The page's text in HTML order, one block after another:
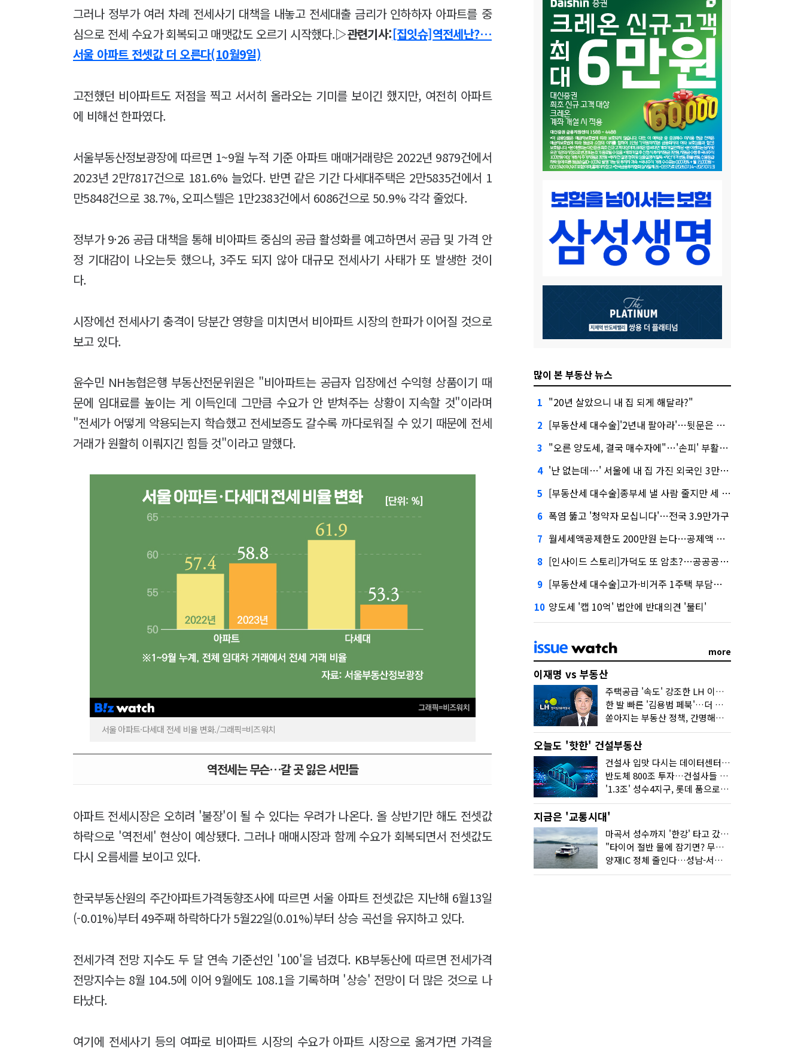
그러나 정부가 여러 차례 전세사기 대책을 내놓고 전세대출 금리가 인하하자 아파트를 중
심으로 전세 수요가 회복되고 매맷값도 오르기 시작했다.▷관련기사:[집잇슈]역전세난?…
서울 아파트 전셋값 더 오른다(10월9일)
고전했던 비아파트도 저점을 찍고 서서히 올라오는 기미를 보이긴 했지만, 여전히 아파트
에 비해선 한파였다.
서울부동산정보광장에 따르면 1~9월 누적 기준 아파트 매매거래량은 2022년 9879건에서
2023년 2만7817건으로 181.6% 늘었다. 반면 같은 기간 다세대주택은 2만5835건에서 1
만5848건으로 38.7%, 오피스텔은 1만2383건에서 6086건으로 50.9% 각각 줄었다.
정부가 9·26 공급 대책을 통해 비아파트 중심의 공급 활성화를 예고하면서 공급 및 가격 안
정 기대감이 나오는듯 했으나, 3주도 되지 않아 대규모 전세사기 사태가 또 발생한 것이
다.
시장에선 전세사기 충격이 당분간 영향을 미치면서 비아파트 시장의 한파가 이어질 것으로
보고 있다.
윤수민 NH농협은행 부동산전문위원은 "비아파트는 공급자 입장에선 수익형 상품이기 때
문에 임대료를 높이는 게 이득인데 그만큼 수요가 안 받쳐주는 상황이 지속할 것"이라며
"전세가 어떻게 악용되는지 학습했고 전세보증도 갈수록 까다로워질 수 있기 때문에 전세
거래가 원활히 이뤄지긴 힘들 것"이라고 말했다.
서울 아파트·다세대 전세 비율 변화./그래픽=비즈워치
역전세는 무슨…갈 곳 잃은 서민들
아파트 전세시장은 오히려 '불장'이 될 수 있다는 우려가 나온다. 올 상반기만 해도 전셋값
하락으로 '역전세' 현상이 예상됐다. 그러나 매매시장과 함께 수요가 회복되면서 전셋값도
다시 오름세를 보이고 있다.
한국부동산원의 주간아파트가격동향조사에 따르면 서울 아파트 전셋값은 지난해 6월13일
(-0.01%)부터 49주째 하락하다가 5월22일(0.01%)부터 상승 곡선을 유지하고 있다.
전세가격 전망 지수도 두 달 연속 기준선인 '100'을 넘겼다. KB부동산에 따르면 전세가격
전망지수는 8월 104.5에 이어 9월에도 108.1을 기록하며 '상승' 전망이 더 많은 것으로 나
타났다.
여기에 전세사기 등의 여파로 비아파트 시장의 수요가 아파트 시장으로 옮겨가면 가격을
많이 본 부동산 뉴스
1 "20년 살았으니 내 집 되게 해달라?"
2 [부동산세 대수술]'2년내 팔아라'…뒷문은 열었다
3 "오른 양도세, 결국 매수자에"…'손피' 부활할까?
4 '난 없는데…' 서울에 내 집 가진 외국인 3만3000명
5 [부동산세 대수술]종부세 낼 사람 줄지만 세 부담 커진다
6 폭염 뚫고 '청약자 모십니다'…전국 3.9만가구
7 월세세액공제한도 200만원 는다…공제액 최대 54만원↑
8 [인사이드 스토리]가덕도 또 암초?…공공공사의 '굴레'
9 [부동산세 대수술]고가·비거주 1주택 부담…'대전족'도 불똥
10 양도세 '캡 10억' 법안에 반대의견 '불티'
more
이재명 vs 부동산
주택공급 '속도' 강조한 LH 이성훈 "전력질주해야"
한 발 빠른 '김용범 페북'…더 강한 부동산 규제 나오나
쏟아지는 부동산 정책, 간명해져야
오늘도 '핫한' 건설부동산
건설사 입맛 다시는 데이터센터…암초는 '주민 반대'
반도체 800조 투자…건설사들 "물 들어온다!"
'1.3조' 성수4지구, 롯데 품으로…'성수르엘 S70' 거듭
지금은 '교통시대'
마곡서 성수까지 '한강' 타고 갔습니다
"타이어 절반 물에 잠기면? 무조건 탈출하세요"
양재IC 정체 줄인다…성남-서초 고속도로 2029년 착공